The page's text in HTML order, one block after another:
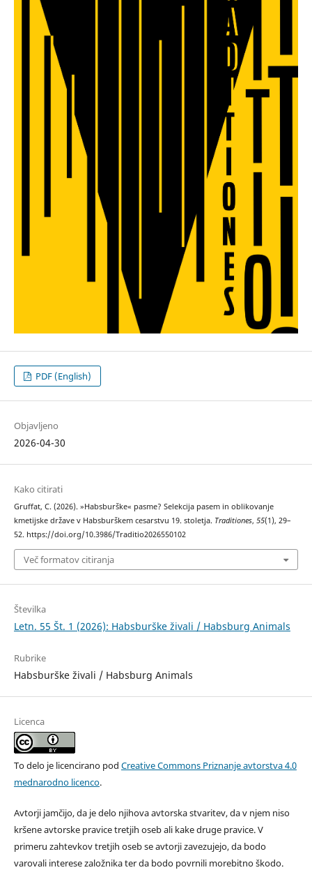
PDF (English)
Objavljeno
2026-04-30
Kako citirati
Gruffat, C. (2026). »Habsburške« pasme? Selekcija pasem in oblikovanje
kmetijske države v Habsburškem cesarstvu 19. stoletja. Traditiones, 55(1), 29–
52. https://doi.org/10.3986/Traditio2026550102
Več formatov citiranja
Številka
Letn. 55 Št. 1 (2026): Habsburške živali / Habsburg Animals
Rubrike
Habsburške živali / Habsburg Animals
Licenca
To delo je licencirano pod Creative Commons Priznanje avtorstva 4.0
mednarodno licenco.
Avtorji jamčijo, da je delo njihova avtorska stvaritev, da v njem niso
kršene avtorske pravice tretjih oseb ali kake druge pravice. V
primeru zahtevkov tretjih oseb se avtorji zavezujejo, da bodo
varovali interese založnika ter da bodo povrnili morebitno škodo.